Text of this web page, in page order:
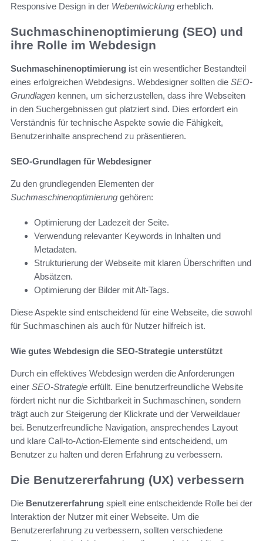
Responsive Design in der Webentwicklung erheblich.
Suchmaschinenoptimierung (SEO) und
ihre Rolle im Webdesign
Suchmaschinenoptimierung ist ein wesentlicher Bestandteil
eines erfolgreichen Webdesigns. Webdesigner sollten die SEO-
Grundlagen kennen, um sicherzustellen, dass ihre Webseiten
in den Suchergebnissen gut platziert sind. Dies erfordert ein
Verständnis für technische Aspekte sowie die Fähigkeit,
Benutzerinhalte ansprechend zu präsentieren.
SEO-Grundlagen für Webdesigner
Zu den grundlegenden Elementen der
Suchmaschinenoptimierung gehören:
Optimierung der Ladezeit der Seite.
Verwendung relevanter Keywords in Inhalten und
Metadaten.
Strukturierung der Webseite mit klaren Überschriften und
Absätzen.
Optimierung der Bilder mit Alt-Tags.
Diese Aspekte sind entscheidend für eine Webseite, die sowohl
für Suchmaschinen als auch für Nutzer hilfreich ist.
Wie gutes Webdesign die SEO-Strategie unterstützt
Durch ein effektives Webdesign werden die Anforderungen
einer SEO-Strategie erfüllt. Eine benutzerfreundliche Website
fördert nicht nur die Sichtbarkeit in Suchmaschinen, sondern
trägt auch zur Steigerung der Klickrate und der Verweildauer
bei. Benutzerfreundliche Navigation, ansprechendes Layout
und klare Call-to-Action-Elemente sind entscheidend, um
Benutzer zu halten und deren Erfahrung zu verbessern.
Die Benutzererfahrung (UX) verbessern
Die Benutzererfahrung spielt eine entscheidende Rolle bei der
Interaktion der Nutzer mit einer Webseite. Um die
Benutzererfahrung zu verbessern, sollten verschiedene